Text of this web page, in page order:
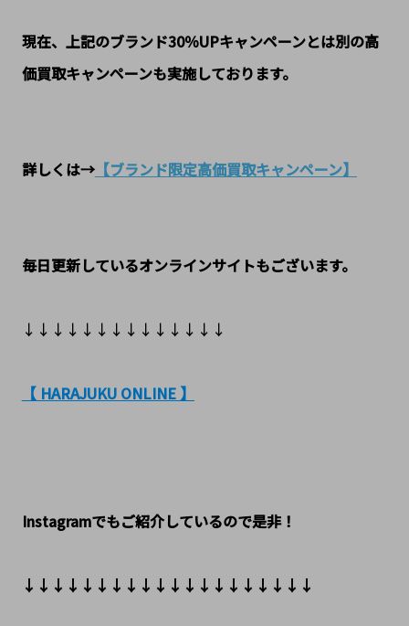
現在、上記のブランド30％UPキャンペーンとは別の高
価買取キャンペーンも実施しております。
詳しくは→【ブランド限定高価買取キャンペーン】
毎日更新しているオンラインサイトもございます。
↓↓↓↓↓↓↓↓↓↓↓↓↓↓
【 HARAJUKU ONLINE 】
Instagramでもご紹介しているので是非！
↓↓↓↓↓↓↓↓↓↓↓↓↓↓↓↓↓↓↓↓